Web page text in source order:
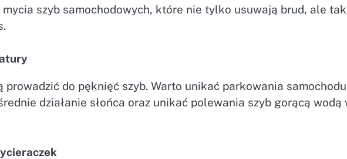
szyb samochodowych, które nie tylko usuwają brud, ale
prowadzić do pęknięć szyb. Warto unikać parkowania
działanie słońca oraz unikać polewania szyb gorącą wodą